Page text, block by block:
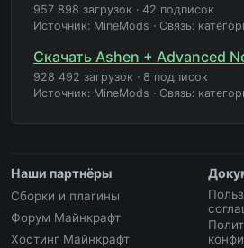
957 898 загрузок · 42 подписок
Источник: MineMods · Связь:
Скачать Ashen + Advanced
928 492 загрузок · 8 подписок
Источник: MineMods · Связь:
Наши партнёры
Сборки и плагины
Форум Майнкрафт
Хостинг Майнкрафт